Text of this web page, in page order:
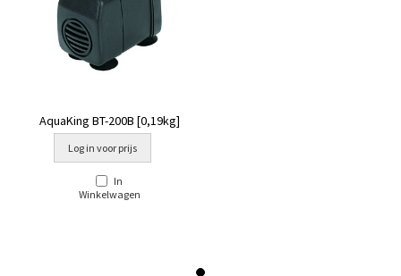
AquaKing BT-200B [0,19kg]
Log in voor prijs
In
Winkelwagen